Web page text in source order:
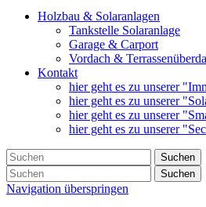
Holzbau & Solaranlagen
Tankstelle Solaranlage
Garage & Carport
Vordach &
Kontakt
hier geht es zu unserer
hier geht es zu unserer
hier geht es zu unserer
hier geht es zu unserer
Suchen
Suchen
Navigation überspringen